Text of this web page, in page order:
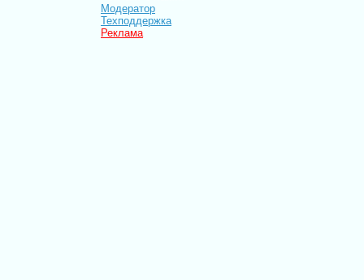
Модератор
Техподдержка
Реклама